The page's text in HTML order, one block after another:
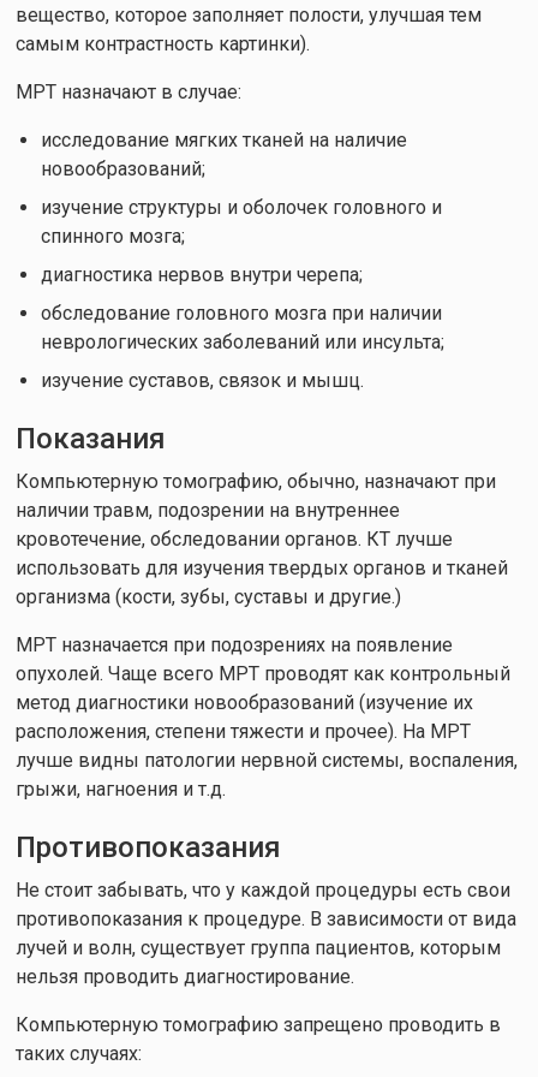
вещество, которое заполняет полости, улучшая тем
самым контрастность картинки).
МРТ назначают в случае:
исследование мягких тканей на наличие
новообразований;
изучение структуры и оболочек головного и
спинного мозга;
диагностика нервов внутри черепа;
обследование головного мозга при наличии
неврологических заболеваний или инсульта;
изучение суставов, связок и мышц.
Показания
Компьютерную томографию, обычно, назначают при
наличии травм, подозрении на внутреннее
кровотечение, обследовании органов. КТ лучше
использовать для изучения твердых органов и тканей
организма (кости, зубы, суставы и другие.)
МРТ назначается при подозрениях на появление
опухолей. Чаще всего МРТ проводят как контрольный
метод диагностики новообразований (изучение их
расположения, степени тяжести и прочее). На МРТ
лучше видны патологии нервной системы, воспаления,
грыжи, нагноения и т.д.
Противопоказания
Не стоит забывать, что у каждой процедуры есть свои
противопоказания к процедуре. В зависимости от вида
лучей и волн, существует группа пациентов, которым
нельзя проводить диагностирование.
Компьютерную томографию запрещено проводить в
таких случаях: